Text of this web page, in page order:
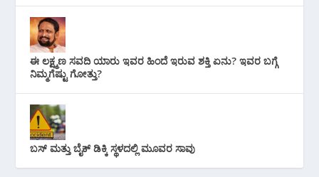
ಈ ಲಕ್ಷ್ಮಣ ಸವದಿ ಯಾರು ಇವರ ಹಿಂದೆ ಇರುವ ಶಕ್ತಿ ಏನು? ಇವರ ಬಗ್ಗೆ
ನಿಮ್ಮಗೆಷ್ಟು ಗೋತ್ತು?
ಬಸ್ ಮತ್ತು ಬೈಕ್ ಡಿಕ್ಕಿ ಸ್ಥಳದಲ್ಲಿ ಮೂವರ ಸಾವು